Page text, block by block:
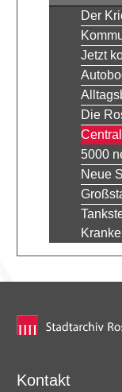
Der
Jetzt
Die
5000
Neue
Kontakt